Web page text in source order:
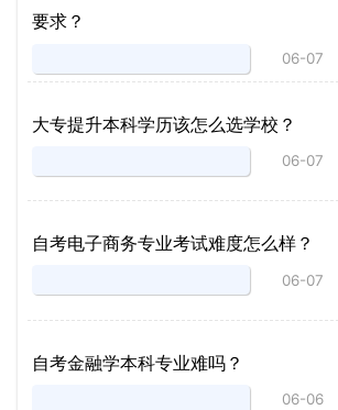
要求？
06-07
大专提升本科学历该怎么选学校？
06-07
自考电子商务专业考试难度怎么样？
06-07
自考金融学本科专业难吗？
06-06